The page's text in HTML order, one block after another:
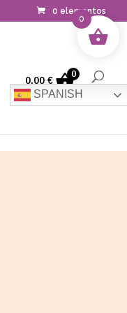
0 elementos
SPANISH
0,00 €
0
0